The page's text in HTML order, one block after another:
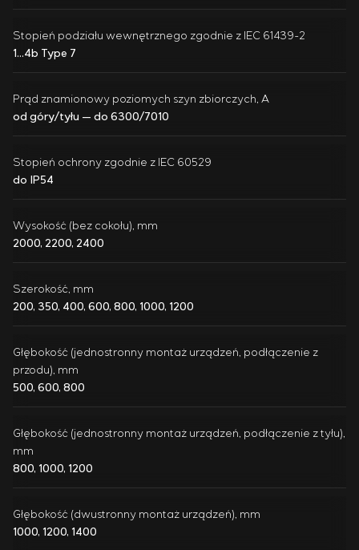
Stopień podziału wewnętrznego zgodnie z IEC 61439-2
1...4b Type 7
Prąd znamionowy poziomych szyn zbiorczych, A
od góry/tyłu — do 6300/7010
Stopień ochrony zgodnie z IEC 60529
do IP54
Wysokość (bez cokołu), mm
2000, 2200, 2400
Szerokość, mm
200, 350, 400, 600, 800, 1000, 1200
Głębokość (jednostronny montaż urządzeń, podłączenie z
przodu), mm
500, 600, 800
Głębokość (jednostronny montaż urządzeń, podłączenie z tyłu),
mm
800, 1000, 1200
Głębokość (dwustronny montaż urządzeń), mm
1000, 1200, 1400